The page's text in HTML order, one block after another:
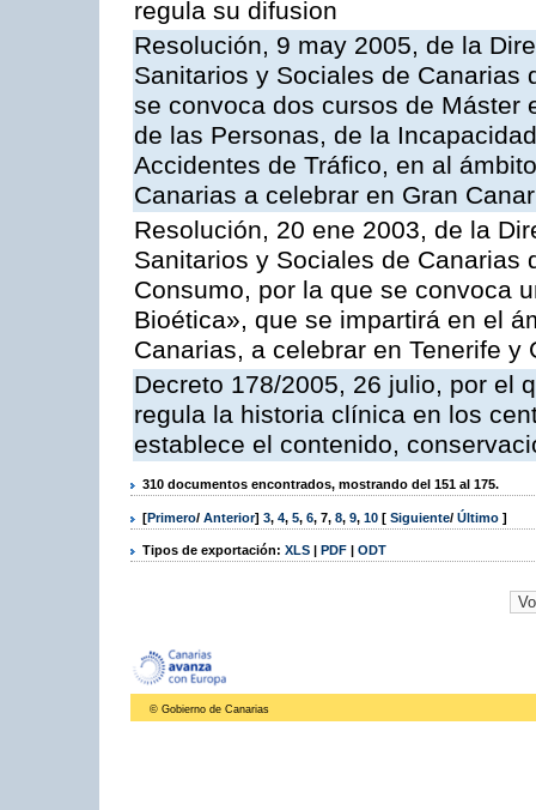
regula su difusion
Resolución, 9 may 2005, de la
Sanitarios y Sociales de Canarias
se convoca dos cursos de Máster
de las Personas, de la
Accidentes de Tráfico, en al
Canarias a celebrar en Gran
Resolución, 20 ene 2003, de la
Sanitarios y Sociales de Canarias
Consumo, por la que se convoca
Bioética», que se impartirá en el
Canarias, a celebrar en Tenerife y
Decreto 178/2005, 26 julio, por el
regula la historia clínica en los
establece el contenido,
310 documentos encontrados, mostrando del 151 al 175.
[Primero/ Anterior] 3, 4, 5, 6, 7, 8, 9, 10 [ Siguiente/ Último ]
Tipos de exportación: XLS | PDF | ODT
© Gobierno de Canarias